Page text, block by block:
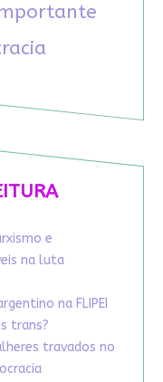
e
na luta
na FLIPEI
trans?
travados no